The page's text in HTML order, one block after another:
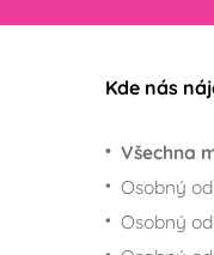
Kde nás
Všechna
Osobný
Osobný